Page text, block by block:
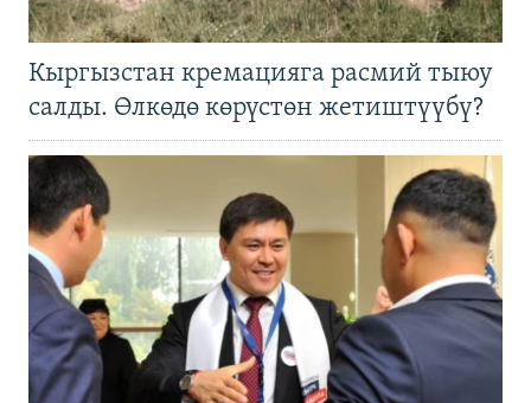
Кыргызстан кремацияга расмий тыюу
салды. Өлкөдө көрүстөн жетиштүүбү?